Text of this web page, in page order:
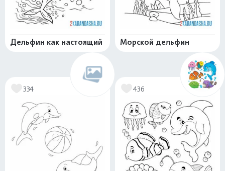
Дельфин как настоящий Морской дельфин
334 436